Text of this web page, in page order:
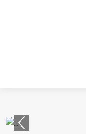
Previous